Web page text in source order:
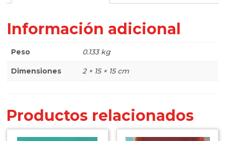
Información adicional
Peso 0.133 kg
Dimensiones 2 × 15 × 15 cm
Productos relacionados